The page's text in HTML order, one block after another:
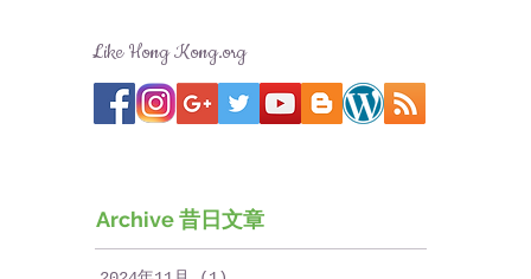
Like Hong Kong.org
Archive 昔日文章